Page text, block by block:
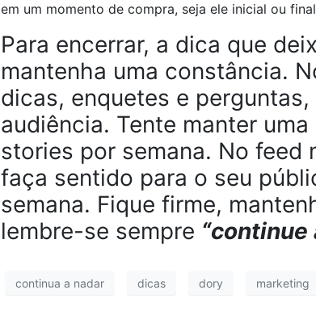
em um momento de compra, seja ele inicial ou
Para encerrar, a dica que
mantenha uma constância.
dicas, enquetes e
audiência. Tente manter
stories por semana. No feed
faça sentido para o seu
semana. Fique firme,
lembre-se sempre “continue
continua a nadar dicas dory marketing